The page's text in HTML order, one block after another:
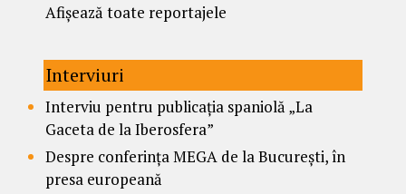
Afișează toate reportajele
Interviuri
Interviu pentru publicația spaniolă „La
Gaceta de la Iberosfera”
Despre conferința MEGA de la București, în
presa europeană